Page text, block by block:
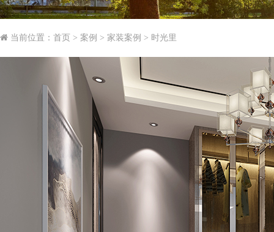
当前位置： 首页 > 案例 > 家装案例 > 时光里